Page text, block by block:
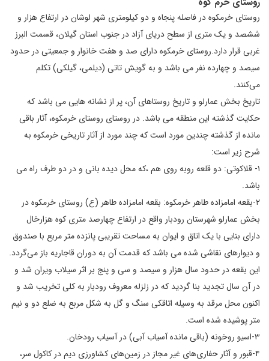
روستای خرمکوه در فاصله پنجاه و دو کیلومتری شهر لوشان در ارتفاع هزار و
ششصد و یک متری از سطح دریای آزاد در جنوب استان گیلان، قسمت البرز
غربی قرار دارد.روستای خرمکوه دارای صد و هفت خانوار و جمعیتی در حدود
سیصد و چهارده نفر می باشد و به گویش تاتی (دیلمی، گیلکی) تکلم
می‌کنند.
تاریخ بخش عمارلو و تاریخ روستاهای آن، پر از نشانه هایی می باشد که
حکایت گذشته این منطقه می باشد. در روستای روستای خرمکوه، آثار باقی
مانده از گذشته چندین مورد است که چند مورد از آثار تاریخی خرمکوه به
شرح زیر است:
۱- قلاکوتی: دو قلعه روبه روی هم ،که محل دیده بانی و در دو طرف راه می
باشد.
۲-بقعه امامزاده طاهر خرمکوه: بقعه امامزاده طاهر (ع) روستای خرمکوه در
بخش عمارلو شهرستان رودبار واقع در ارتفاع چهارصد متری کوه هزارخال
دارای بنایی با یک اتاق و ایوان به مساحت تقریبی پانزده متر مربع با صندوق
و دیوارهای نقاشی شده می باشد که قدمت آن به دوران قاجاریه باز می‌گردد.
این بقعه در حدود سال هزار و سیصد و سی و پنج بر اثر سیلاب ویران شد و
در آن سال تجدید بنا گردید که در زلزله معروف رودبار به کلی تخریب شد و
اکنون محل مرقد به وسیله اتاقکی سنگ و گل به شکل مربع به ضلع دو و نیم
متر پوشیده شده است.
۳-اسیو روخونه (باقی مانده آسیاب آبی) در آسیاب رودخان.
۴-قبور و آثار حفاری‌‌های غیر مجاز در زمین‌های کشاورزی دیم در کاکول سر،